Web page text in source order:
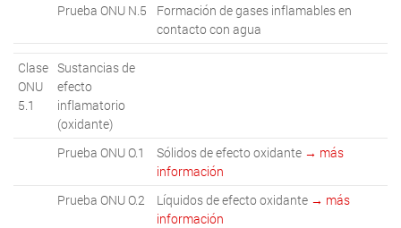
Prueba ONU N.5
Formación de gases inflamables en
contacto con agua
Clase
ONU
5.1
Sustancias de
efecto
inflamatorio
(oxidante)
Prueba ONU O.1
Sólidos de efecto oxidante → más
información
Prueba ONU O.2
Líquidos de efecto oxidante → más
información